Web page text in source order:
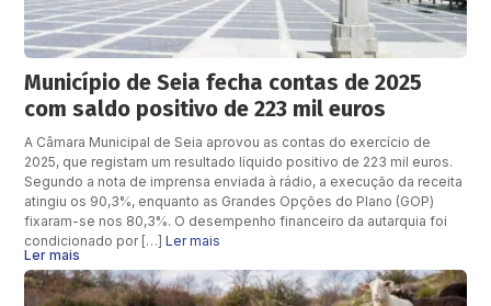
Município de Seia fecha contas de 2025
com saldo positivo de 223 mil euros
A Câmara Municipal de Seia aprovou as contas do exercício de
2025, que registam um resultado líquido positivo de 223 mil euros.
Segundo a nota de imprensa enviada à rádio, a execução da receita
atingiu os 90,3%, enquanto as Grandes Opções do Plano (GOP)
fixaram-se nos 80,3%. O desempenho financeiro da autarquia foi
condicionado por […]Ler mais
Ler mais